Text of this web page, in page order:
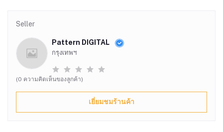
Seller
Pattern DIGITAL
กรุงเทพฯ
(0 ความคิดเห็นของลูกค้า)
เยี่ยมชมร้านค้า